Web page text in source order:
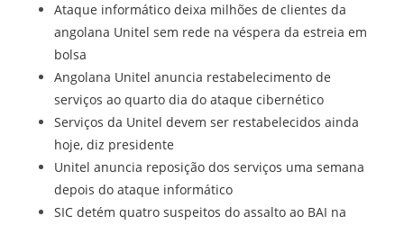
Ataque informático deixa milhões de clientes da
angolana Unitel sem rede na véspera da estreia em
bolsa
Angolana Unitel anuncia restabelecimento de
serviços ao quarto dia do ataque cibernético
Serviços da Unitel devem ser restabelecidos ainda
hoje, diz presidente
Unitel anuncia reposição dos serviços uma semana
depois do ataque informático
SIC detém quatro suspeitos do assalto ao BAI na